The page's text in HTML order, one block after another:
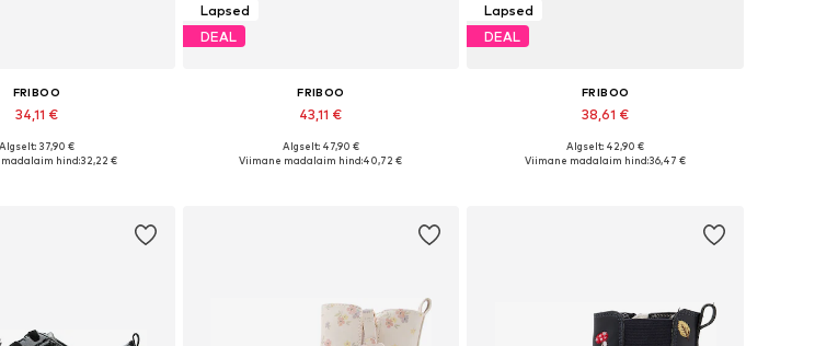
FRIBOO
34,11 €
erinevates suurustes
Algselt: 37,90 €
hind:32,22 €
Lapsed
DEAL
FRIBOO
43,11 €
Saadaval erinevates suurustes
Algselt: 47,90 €
Viimane madalaim hind:40,72 €
Lapsed
DEAL
FRIBOO
38,61 €
Saadaval erinevates suurustes
Algselt: 42,90 €
Viimane madalaim hind:36,47 €